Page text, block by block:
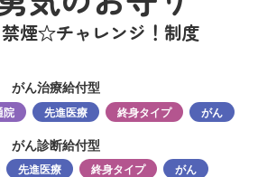
煙☆チャレンジ！制度
がん治療給付型
院 先進医療 終身タイプ がん
がん診断給付型
先進医療 終身タイプ がん